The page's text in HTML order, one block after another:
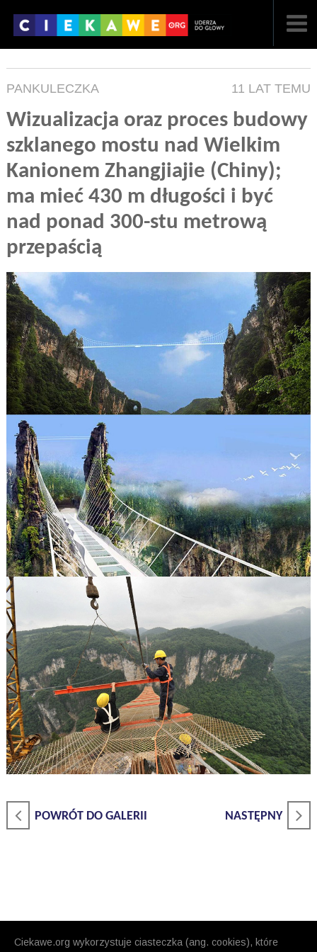
Ciekawe.org wykorzystuje ciasteczka (ang. cookies), które
PANKULECZKA 11 LAT TEMU
Wizualizacja oraz proces budowy
szklanego mostu nad Wielkim
Kanionem Zhangjiajie (Chiny);
ma mieć 430 m długości i być
nad ponad 300-stu metrową
przepaścią
POWRÓT DO GALERII NASTĘPNY
NAJNOWSZE
LOSOWE
ARTYKUŁY
F FILMY
G GALERIA